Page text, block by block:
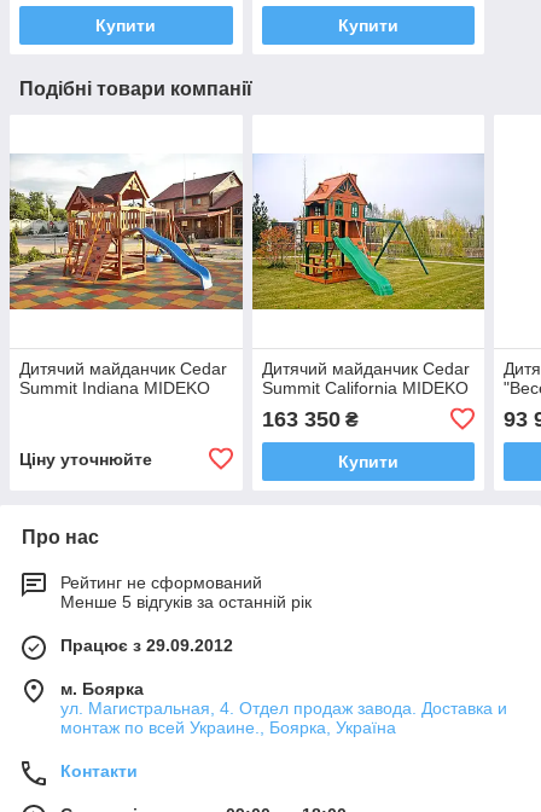
Купити Купити
Подібні товари компанії
Дитячий майданчик Cedar
Summit Indiana MIDEKO
Ціну уточнюйте
Дитячий майданчик Cedar
Summit California MIDEKO
163 350₴
Купити
93
Про нас
Рейтинг не сформований
Менше 5 відгуків за останній рік
Працює з 29.09.2012
м. Боярка
ул. Магистральная, 4. Отдел продаж завода. Доставка и
монтаж по всей Украине., Боярка, Україна
Контакти